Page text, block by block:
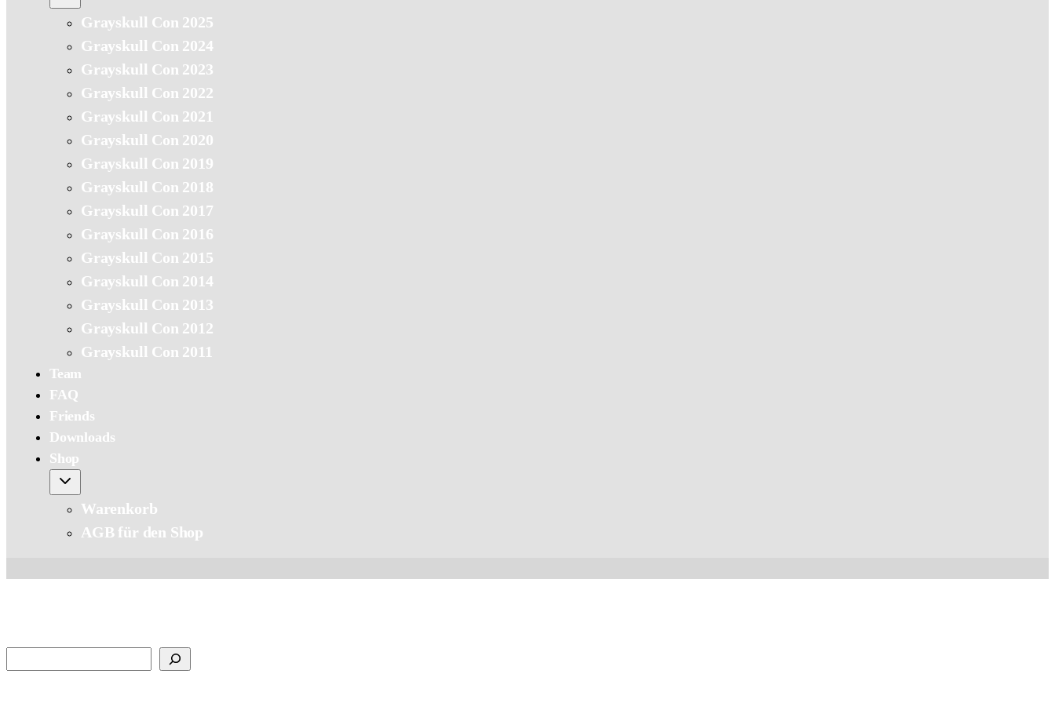
Grayskull Con 2025
Grayskull Con 2024
Grayskull Con 2023
Grayskull Con 2022
Grayskull Con 2021
Grayskull Con 2020
Grayskull Con 2019
Grayskull Con 2018
Grayskull Con 2017
Grayskull Con 2016
Grayskull Con 2015
Grayskull Con 2014
Grayskull Con 2013
Grayskull Con 2012
Grayskull Con 2011
Team
FAQ
Friends
Downloads
Shop
Warenkorb
AGB für den Shop